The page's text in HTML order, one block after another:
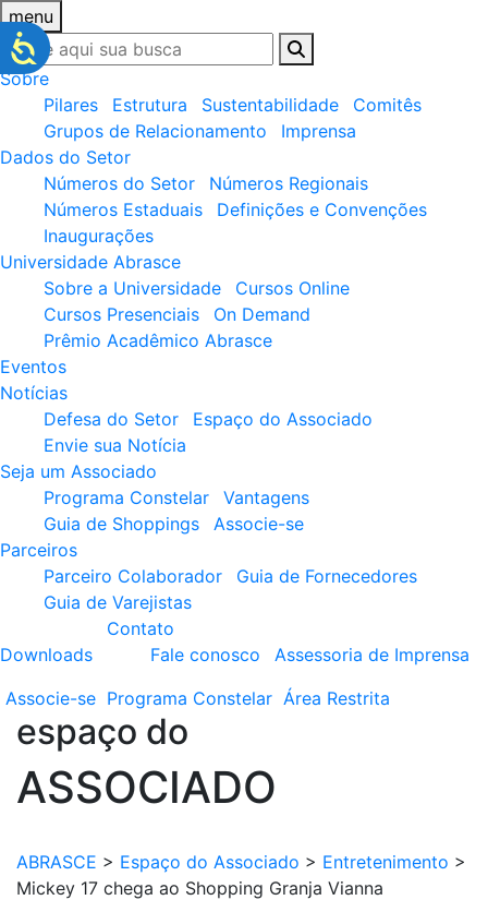
menu
Sobre
Pilares
Estrutura Sustentabilidade
Comitês
Grupos de Relacionamento
Imprensa
Dados do Setor
Números do Setor
Números Regionais
Números Estaduais
Definições e Convenções
Inaugurações
Universidade Abrasce
Sobre a Universidade
Cursos Online
Cursos Presenciais
On Demand
Prêmio Acadêmico Abrasce
Eventos
Notícias
Defesa do Setor
Espaço do Associado
Envie sua Notícia
Seja um Associado
Programa Constelar
Vantagens
Guia de Shoppings
Associe-se
Parceiros
Parceiro Colaborador
Guia de Fornecedores
Guia de Varejistas
Downloads
Contato
Fale conosco
Assessoria de Imprensa
Associe-se Programa Constelar Área Restrita
espaço do
ASSOCIADO
ABRASCE > Espaço do Associado > Entretenimento >
Mickey 17 chega ao Shopping Granja Vianna